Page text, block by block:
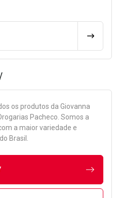
os produtos da Giovanna
Pacheco. Somos a
a maior variedade e
Brasil.